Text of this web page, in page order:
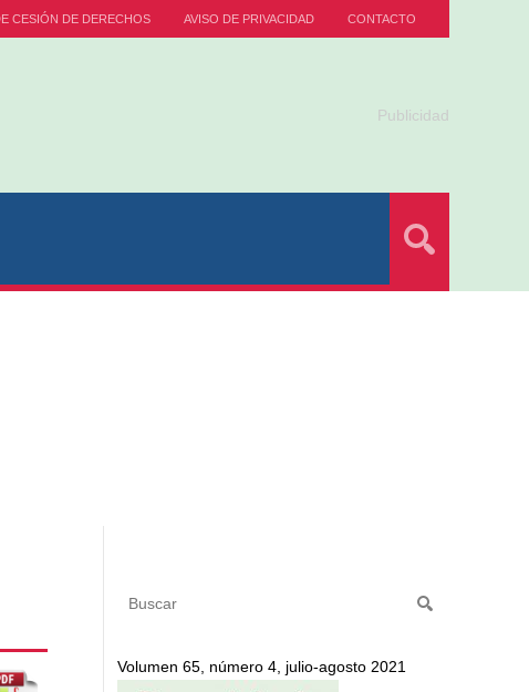
CESIÓN DE DERECHOS AVISO DE PRIVACIDAD CONTACTO
Publicidad
Volumen 65, número 4, julio-agosto 2021